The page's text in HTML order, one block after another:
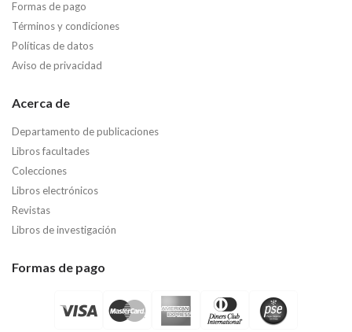
Formas de pago
Términos y condiciones
Políticas de datos
Aviso de privacidad
Acerca de
Departamento de publicaciones
Libros facultades
Colecciones
Libros electrónicos
Revistas
Libros de investigación
Formas de pago